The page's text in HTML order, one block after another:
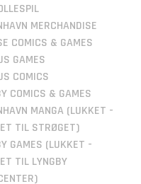
MERCHANDISE
COMICS & GAMES
GAMES
COMICS
COMICS & GAMES
MANGA (LUKKET -
TIL STRØGET)
GAMES (LUKKET -
TIL LYNGBY